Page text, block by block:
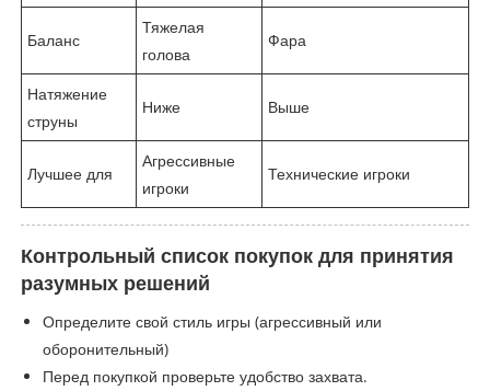
Баланс
Тяжелая
голова
Фара
Натяжение
струны
Ниже Выше
Лучшее для
Агрессивные
игроки
Технические игроки
Контрольный список покупок для принятия
разумных решений
Определите свой стиль игры (агрессивный или
оборонительный)
Перед покупкой проверьте удобство захвата.